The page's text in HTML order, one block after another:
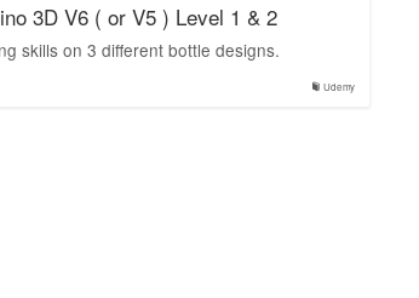
Udemy
3D V6 ( or V5 ) Level 1 & 2
skills on 3 different bottle designs.